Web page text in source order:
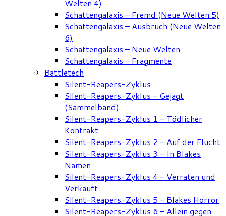
Welten 4)
Schattengalaxis – Fremd (Neue Welten 5)
Schattengalaxis – Ausbruch (Neue Welten
6)
Schattengalaxis – Neue Welten
Schattengalaxis – Fragmente
Battletech
Silent-Reapers-Zyklus
Silent-Reapers-Zyklus – Gejagt
(Sammelband)
Silent-Reapers-Zyklus 1 – Tödlicher
Kontrakt
Silent-Reapers-Zyklus 2 – Auf der Flucht
Silent-Reapers-Zyklus 3 – In Blakes
Namen
Silent-Reapers-Zyklus 4 – Verraten und
Verkauft
Silent-Reapers-Zyklus 5 – Blakes Horror
Silent-Reapers-Zyklus 6 – Allein gegen